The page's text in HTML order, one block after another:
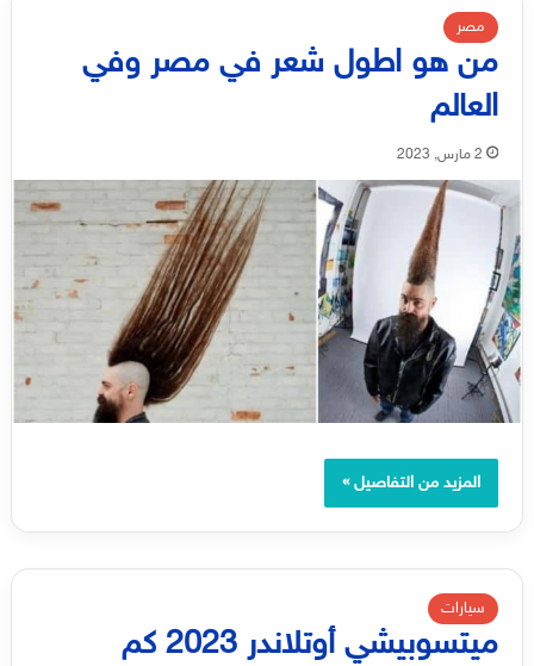
مصر
من هو اطول شعر في مصر وفي
العالم
2 مارس, 2023
المزيد من التفاصيل »
سيارات
ميتسوبيشي أوتلاندر 2023 كم